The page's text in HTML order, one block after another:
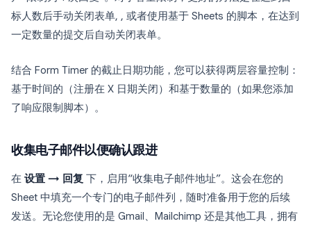
标人数后手动关闭表单, , 或者使用基于 Sheets 的脚本，在达到
一定数量的提交后自动关闭表单。
结合 Form Timer 的截止日期功能，您可以获得两层容量控制：
基于时间的（注册在 X 日期关闭）和基于数量的（如果您添加
了响应限制脚本）。
收集电子邮件以便确认跟进
在 设置 → 回复 下，启用“收集电子邮件地址”。这会在您的
Sheet 中填充一个专门的电子邮件列，随时准备用于您的后续
发送。无论您使用的是 Gmail、Mailchimp 还是其他工具，拥有